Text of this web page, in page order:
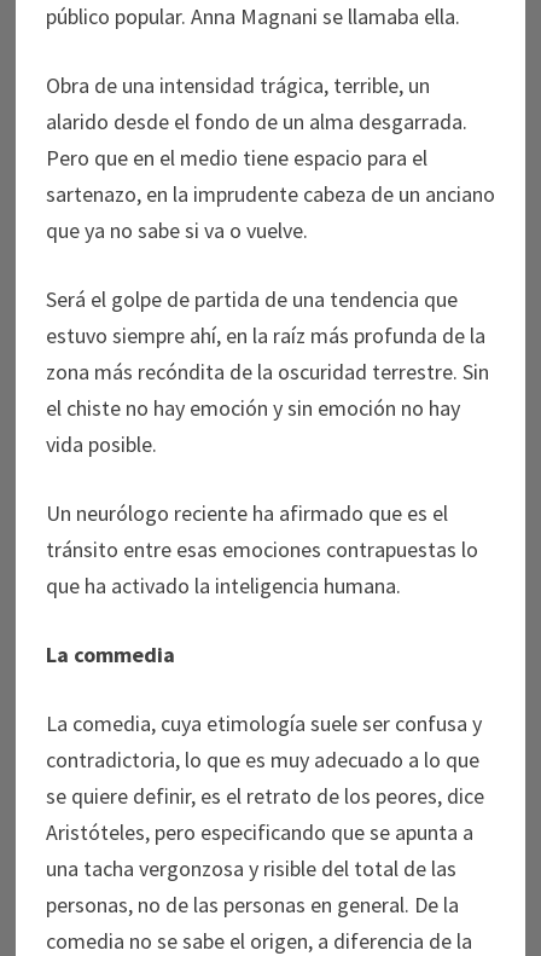
público popular. Anna Magnani se llamaba ella.
Obra de una intensidad trágica, terrible, un
alarido desde el fondo de un alma desgarrada.
Pero que en el medio tiene espacio para el
sartenazo, en la imprudente cabeza de un anciano
que ya no sabe si va o vuelve.
Será el golpe de partida de una tendencia que
estuvo siempre ahí, en la raíz más profunda de la
zona más recóndita de la oscuridad terrestre. Sin
el chiste no hay emoción y sin emoción no hay
vida posible.
Un neurólogo reciente ha afirmado que es el
tránsito entre esas emociones contrapuestas lo
que ha activado la inteligencia humana.
La commedia
La comedia, cuya etimología suele ser confusa y
contradictoria, lo que es muy adecuado a lo que
se quiere definir, es el retrato de los peores, dice
Aristóteles, pero especificando que se apunta a
una tacha vergonzosa y risible del total de las
personas, no de las personas en general. De la
comedia no se sabe el origen, a diferencia de la